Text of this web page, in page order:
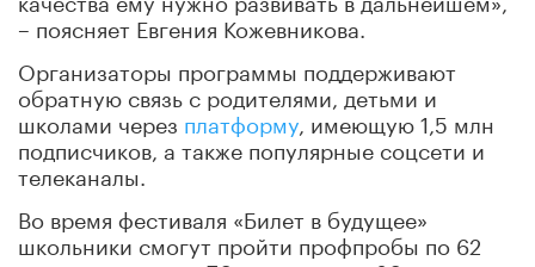
– поясняет Евгения Кожевникова.
Организаторы программы поддерживают
обратную связь с родителями, детьми и
школами через платформу , имеющую 1,5 млн
подписчиков, а также популярные соцсети и
телеканалы.
Во время фестиваля «Билет в будущее»
школьники смогут пройти профпробы по 62